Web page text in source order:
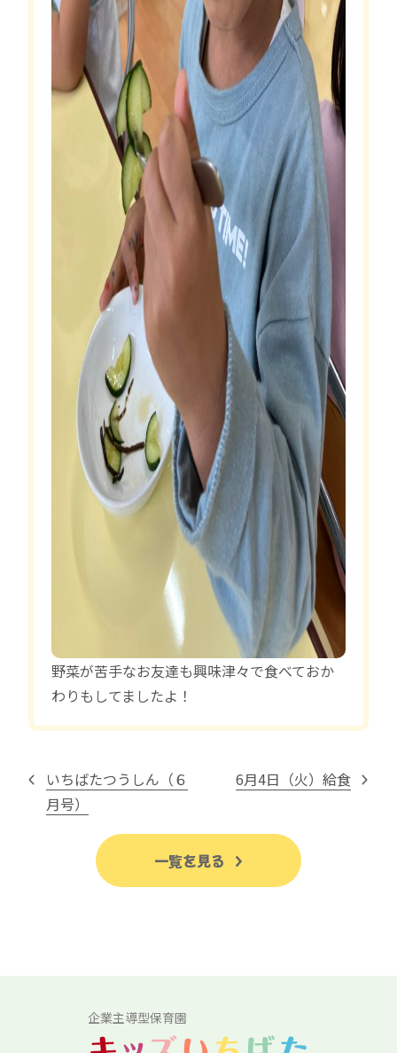
野菜が苦手なお友達も興味津々で食べておか
わりもしてましたよ！
いちばたつうしん（６
月号）
6月4日（火）給食
一覧を見る
企業主導型保育園